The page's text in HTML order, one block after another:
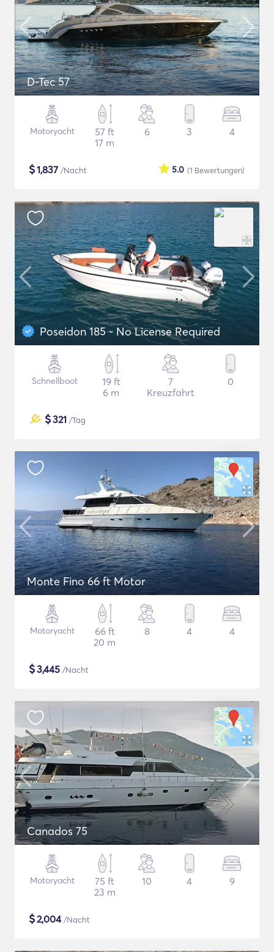
D-Tec 57
Motoryacht
57 ft
17 m
6 3 4
$1,837 /Nacht (1 Bewertungen)
5.0
Poseidon 185 - No License Required
Schnellboot
19 ft
6 m
7
Kreuzfahrt
0
$321 /Tag
Monte Fino 66 ft Motor
Motoryacht
66 ft
20 m
8 4 4
$3,445 /Nacht
Canados 75
Motoryacht
75 ft
23 m
10 4 9
$2,004/Nacht